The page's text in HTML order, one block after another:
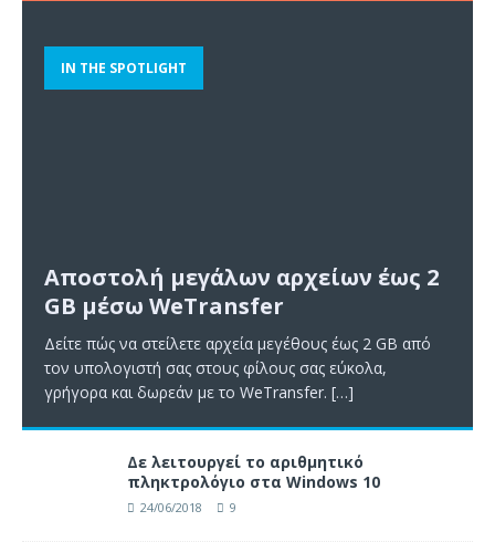
IN THE SPOTLIGHT
Αποστολή μεγάλων αρχείων έως 2
GB μέσω WeTransfer
Δείτε πώς να στείλετε αρχεία μεγέθους έως 2 GB από
τον υπολογιστή σας στους φίλους σας εύκολα,
γρήγορα και δωρεάν με το WeTransfer. […]
Δε λειτουργεί το αριθμητικό
πληκτρολόγιο στα Windows 10
24/06/2018 9